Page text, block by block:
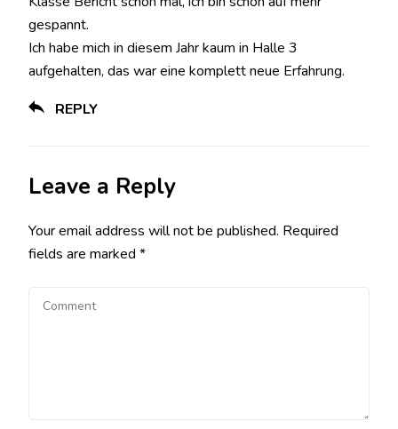
gespannt.
Ich habe mich in diesem Jahr kaum in Halle 3
aufgehalten, das war eine komplett neue Erfahrung.
REPLY
Leave a Reply
Your email address will not be published. Required
fields are marked *